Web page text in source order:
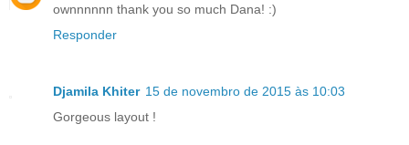
ownnnnnn thank you so much Dana! :)
Responder
Djamila Khiter 15 de novembro de 2015 às 10:03
Gorgeous layout !